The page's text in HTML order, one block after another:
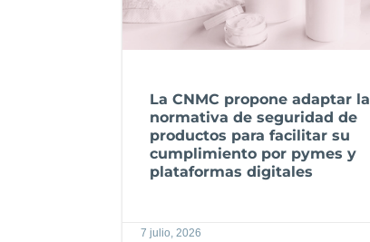
La CNMC propone adaptar la
normativa de seguridad de
productos para facilitar su
cumplimiento por pymes y
plataformas digitales
7 julio, 2026